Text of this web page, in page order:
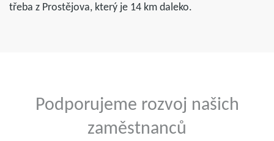
třeba z Prostějova, který je 14 km daleko.
Podporujeme rozvoj našich
zaměstnanců